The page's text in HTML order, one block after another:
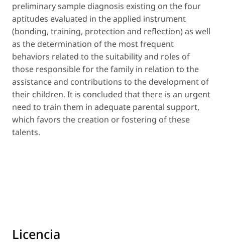
preliminary sample diagnosis existing on the four
aptitudes evaluated in the applied instrument
(bonding, training, protection and reflection) as well
as the determination of the most frequent
behaviors related to the suitability and roles of
those responsible for the family in relation to the
assistance and contributions to the development of
their children. It is concluded that there is an urgent
need to train them in adequate parental support,
which favors the creation or fostering of these
talents.
Licencia